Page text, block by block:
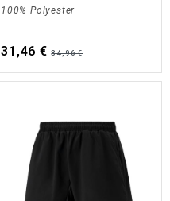
100% Polyester
31,46 € 34,96 €